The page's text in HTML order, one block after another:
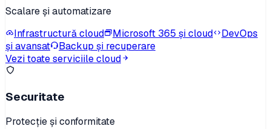
Scalare și automatizare
Infrastructură cloud
Microsoft 365 și cloud
DevOps
și avansat
Backup și recuperare
Vezi toate serviciile cloud
Securitate
Protecție și conformitate